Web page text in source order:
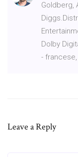
Goldberg,
Dolby
-
Leave a Reply